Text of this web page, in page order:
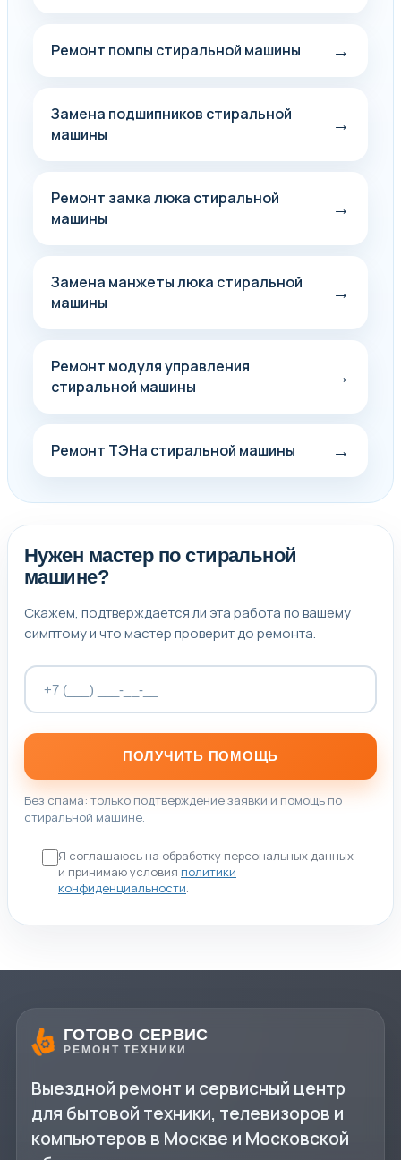
Ремонт помпы стиральной машины →
Замена подшипников стиральной
машины
→
Ремонт замка люка стиральной
машины
→
Замена манжеты люка стиральной
машины
→
Ремонт модуля управления
стиральной машины
→
Ремонт ТЭНа стиральной машины →
Нужен мастер по стиральной
машине?
Скажем, подтверждается ли эта работа по вашему
симптому и что мастер проверит до ремонта.
ПОЛУЧИТЬ ПОМОЩЬ
Без спама: только подтверждение заявки и помощь по
стиральной машине.
Я соглашаюсь на обработку персональных данных
и принимаю условия политики
конфиденциальности.
ГОТОВО СЕРВИС
РЕМОНТ ТЕХНИКИ
Выездной ремонт и сервисный центр
для бытовой техники, телевизоров и
компьютеров в Москве и Московской